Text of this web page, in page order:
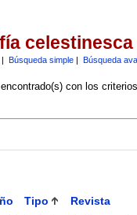
celestinesca
Búsqueda simple| Búsqueda
con los
Tipo Revista